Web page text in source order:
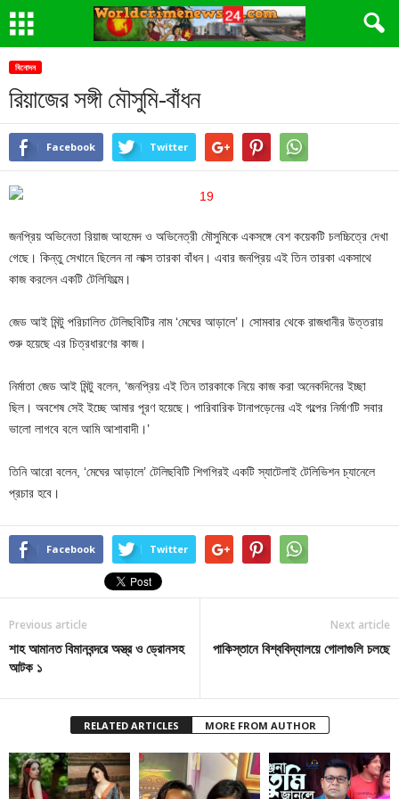
বিনোদন
রিয়াজের সঙ্গী মৌসুমি-বাঁধন
Facebook Twitter
জনপ্রিয় অভিনেতা রিয়াজ আহমেদ ও অভিনেত্রী মৌসুমিকে একসঙ্গে বেশ কয়েকটি চলচ্চিত্রে দেখা
গেছে। কিন্তু সেখানে ছিলেন না লাক্স তারকা বাঁধন। এবার জনপ্রিয় এই তিন তারকা একসাথে
কাজ করলেন একটি টেলিফিল্মে।
জেড আই মিন্টু পরিচালিত টেলিছবিটির নাম ‘মেঘের আড়ালে’। সোমবার থেকে রাজধানীর উত্তরায়
শুরু হয়েছে এর চিত্রধারণের কাজ।
নির্মাতা জেড আই মিন্টু বলেন, ‘জনপ্রিয় এই তিন তারকাকে নিয়ে কাজ করা অনেকদিনের ইচ্ছা
ছিল। অবশেষ সেই ইচ্ছে আমার পূরণ হয়েছে। পারিবারিক টানাপড়েনের এই গল্পের নির্মাণটি সবার
ভালো লাগবে বলে আমি আশাবাদী।’
তিনি আরো বলেন, ‘মেঘের আড়ালে’ টেলিছবিটি শিগগিরই একটি স্যাটেলাই টেলিভিশন চ্যানেলে
প্রচার হবে।
Facebook Twitter
Previous article
শাহ আমানত বিমানবন্দরে অস্ত্র ও ড্রোনসহ
আটক ১
Next article
পাকিস্তানে বিশ্ববিদ্যালয়ে গোলাগুলি চলছে
RELATED ARTICLES MORE FROM AUTHOR